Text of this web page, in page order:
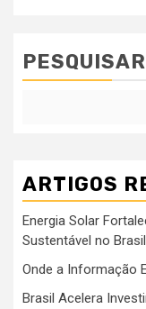
PESQUISAR
ARTIGOS
Energia Solar
Sustentável no Brasil
Onde a Informação
Brasil Acelera